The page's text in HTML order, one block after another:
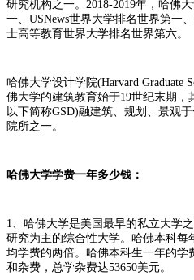
研究机构之一。2018-2019年，哈佛
一、USNews世界大学排名世界第一
士高等教育世界大学排名世界第六。
哈佛大学设计学院(Harvard Graduate
佛大学的建筑教育始于19世纪末期，
以下简称GSD)融建筑、规划、景观
院所之一。
哈佛大学学费一年多少钱：
1、哈佛大学是美国最早的私立大学
研究为主的综合性大学。哈佛本科每
均学费的两倍。哈佛本科生一年的学
和杂费，总学杂费达53650美元。